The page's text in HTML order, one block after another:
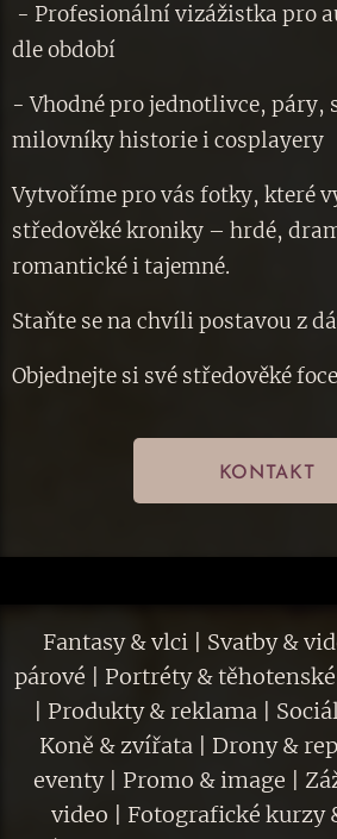
- Profesionální vizážistka pro
dle období
- Vhodné pro jednotlivce, páry,
milovníky historie i cosplayery
Vytvoříme pro vás fotky, které
středověké kroniky – hrdé,
romantické i tajemné.
Staňte se na chvíli postavou z
Objednejte si své středověké
KONTAKT
Fantasy & vlci | Svatby &
párové | Portréty &
| Produkty & reklama |
Koně & zvířata | Drony &
eventy | Promo & image |
video | Fotografické kurzy